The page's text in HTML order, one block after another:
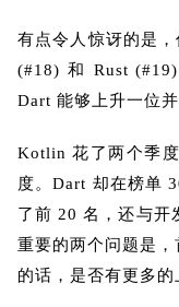
有点令人惊讶的是
(#18) 和 Rust
Dart 能够上升一位
Kotlin 花了两个季
度。Dart 却在榜单
了前 20 名，还与开
重要的两个问题是
的话，是否有更多的